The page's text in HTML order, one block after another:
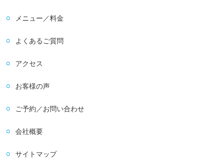
メニュー／料金
よくあるご質問
アクセス
お客様の声
ご予約／お問い合わせ
会社概要
サイトマップ